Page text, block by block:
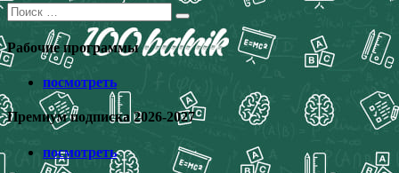
Поиск
для:
Рабочие программы
посмотреть
Премиум подписка 2026-2027
посмотреть